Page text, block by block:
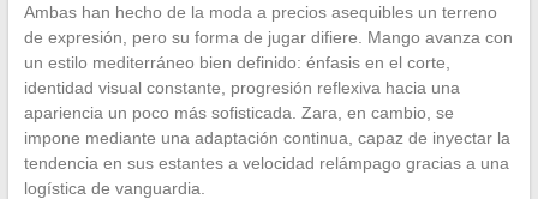
Ambas han hecho de la moda a precios asequibles un terreno
de expresión, pero su forma de jugar difiere. Mango avanza con
un estilo mediterráneo bien definido: énfasis en el corte,
identidad visual constante, progresión reflexiva hacia una
apariencia un poco más sofisticada. Zara, en cambio, se
impone mediante una adaptación continua, capaz de inyectar la
tendencia en sus estantes a velocidad relámpago gracias a una
logística de vanguardia.